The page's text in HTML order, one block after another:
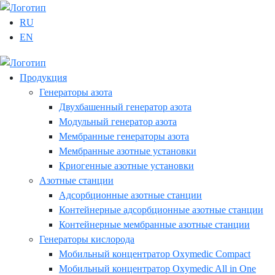
RU
EN
Продукция
Генераторы азота
Двухбашенный генератор азота
Модульный генератор азота
Мембранные генераторы азота
Мембранные азотные установки
Криогенные азотные установки
Азотные станции
Адсорбционные азотные станции
Контейнерные адсорбционные азотные станции
Контейнерные мембранные азотные станции
Генераторы кислорода
Мобильный концентратор Oxymedic Сompact
Мобильный концентратор Oxymedic All in One